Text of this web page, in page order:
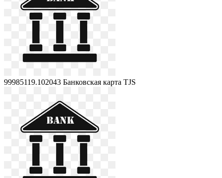
99985119.102043 Банковская карта TJS